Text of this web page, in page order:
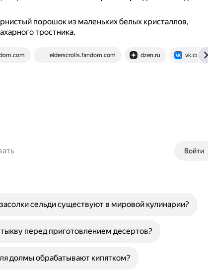
порошок из маленьких белых кристаллов,
тростника.
elderscrolls.fandom.com dzen.ru vk.com
Войти
сельди существуют в мировой кулинарии?
перед приготовлением десертов?
долмы обрабатывают кипятком?